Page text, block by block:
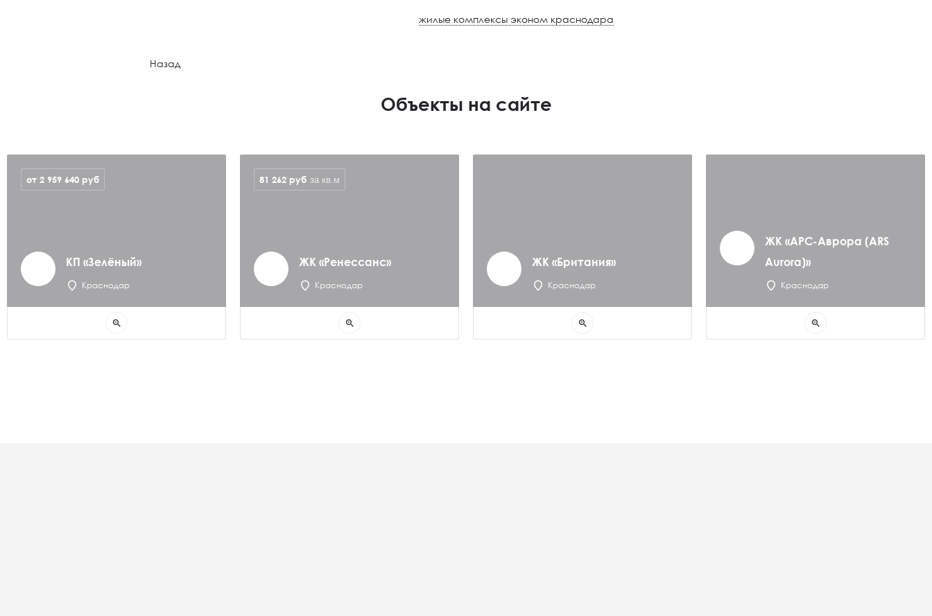
жилые комплексы эконом краснодара
Назад
Объекты на сайте
КП «Зелёный»
Краснодар
от 2 959 640 руб
zoom_in
ЖК «Ренессанс»
Краснодар
81 262 руб за кв.м
zoom_in
ЖК «Британия»
Краснодар
zoom_in
ЖК «АРС-Аврора (ARS
Aurora)»
Краснодар
zoom_in